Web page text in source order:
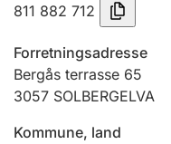
Tinglysing
Jeger
811 882 712
Forretningsadresse
Bergås terrasse 65
3057 SOLBERGELVA
Kommune, land